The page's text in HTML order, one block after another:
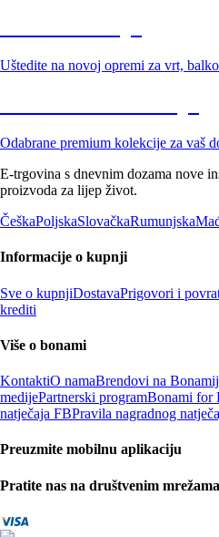
Uštedite na novoj opremi za vrt,
Odabrane premium kolekcije za vaš
E-trgovina s dnevnim dozama nove
proizvoda za lijep život.
ČeškaPoljskaSlovačkaRumunjska
Informacije o kupnji
Sve o kupnjiDostavaPrigovori i
krediti
Više o bonami
KontaktiO namaBrendovi na
medijePartnerski programBonami for
natječaja FBPravila nagradnog
Preuzmite mobilnu aplikaciju
Pratite nas na društvenim mrežama